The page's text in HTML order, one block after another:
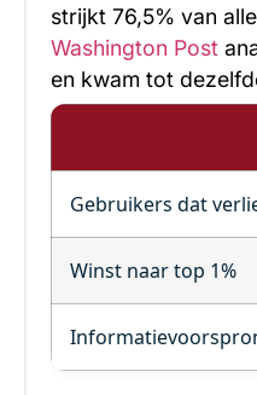
strijkt 76,5% van
Washington Post
en kwam tot
Gebruikers dat
Winst naar top 1%